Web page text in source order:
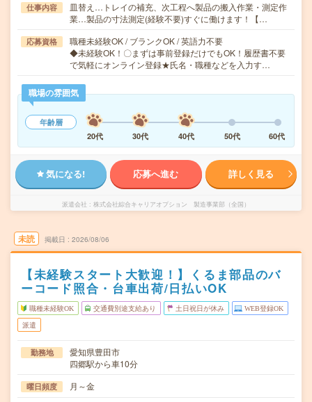
仕事内容
皿替え…トレイの補充、次工程へ製品の搬入作業・測定作
業…製品の寸法測定(経験不要)すぐに働けます！【…
応募資格
職種未経験OK / ブランクOK / 英語力不要
◆未経験OK！〇まずは事前登録だけでもOK！履歴書不要
で気軽にオンライン登録★氏名・職種などを入力す…
職場の雰囲気
年齢層
20代
30代 40代 50代 60代
気になる! 応募へ進む 詳しく見る
派遣会社 株式会社綜合キャリアオプション 製造事業部（全国）
未読 掲載日 2026/08/06
【未経験スタート大歓迎！】くるま部品のバ
ーコード照合・台車出荷/日払いOK
職種未経験OK 交通費別途支給あり 土日祝日が休み WEB登録OK
派遣
勤務地
愛知県豊田市
四郷駅から車10分
曜日頻度 月～金